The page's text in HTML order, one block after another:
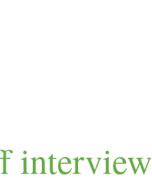
interview